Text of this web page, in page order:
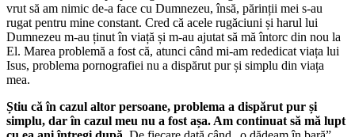
vrut să am nimic de-a face cu Dumnezeu, însă, părinții mei s-au
rugat pentru mine constant. Cred că acele rugăciuni și harul lui
Dumnezeu m-au ținut în viață și m-au ajutat să mă întorc din nou la
El. Marea problemă a fost că, atunci când mi-am rededicat viața lui
Isus, problema pornografiei nu a dispărut pur și simplu din viața
mea.
Știu că în cazul altor persoane, problema a dispărut pur și
simplu, dar în cazul meu nu a fost așa. Am continuat să mă lupt